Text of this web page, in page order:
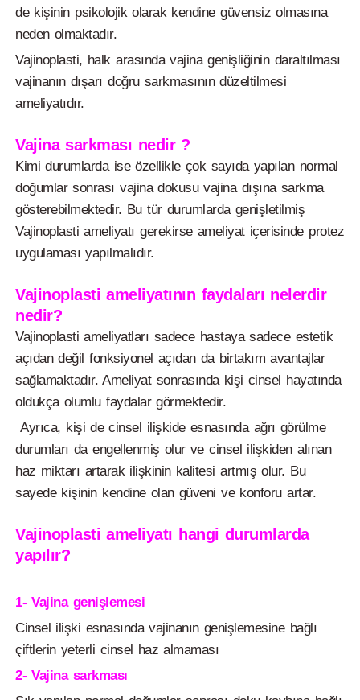
de kişinin psikolojik olarak kendine güvensiz olmasına
neden olmaktadır.
Vajinoplasti, halk arasında vajina genişliğinin daraltılması
vajinanın dışarı doğru sarkmasının düzeltilmesi
ameliyatıdır.
Vajina sarkması nedir ?
Kimi durumlarda ise özellikle çok sayıda yapılan normal
doğumlar sonrası vajina dokusu vajina dışına sarkma
gösterebilmektedir. Bu tür durumlarda genişletilmiş
Vajinoplasti ameliyatı gerekirse ameliyat içerisinde protez
uygulaması yapılmalıdır.
Vajinoplasti ameliyatının faydaları nelerdir
nedir?
Vajinoplasti ameliyatları sadece hastaya sadece estetik
açıdan değil fonksiyonel açıdan da birtakım avantajlar
sağlamaktadır. Ameliyat sonrasında kişi cinsel hayatında
oldukça olumlu faydalar görmektedir.
Ayrıca, kişi de cinsel ilişkide esnasında ağrı görülme
durumları da engellenmiş olur ve cinsel ilişkiden alınan
haz miktarı artarak ilişkinin kalitesi artmış olur. Bu
sayede kişinin kendine olan güveni ve konforu artar.
Vajinoplasti ameliyatı hangi durumlarda
yapılır?
1- Vajina genişlemesi
Cinsel ilişki esnasında vajinanın genişlemesine bağlı
çiftlerin yeterli cinsel haz almaması
2- Vajina sarkması